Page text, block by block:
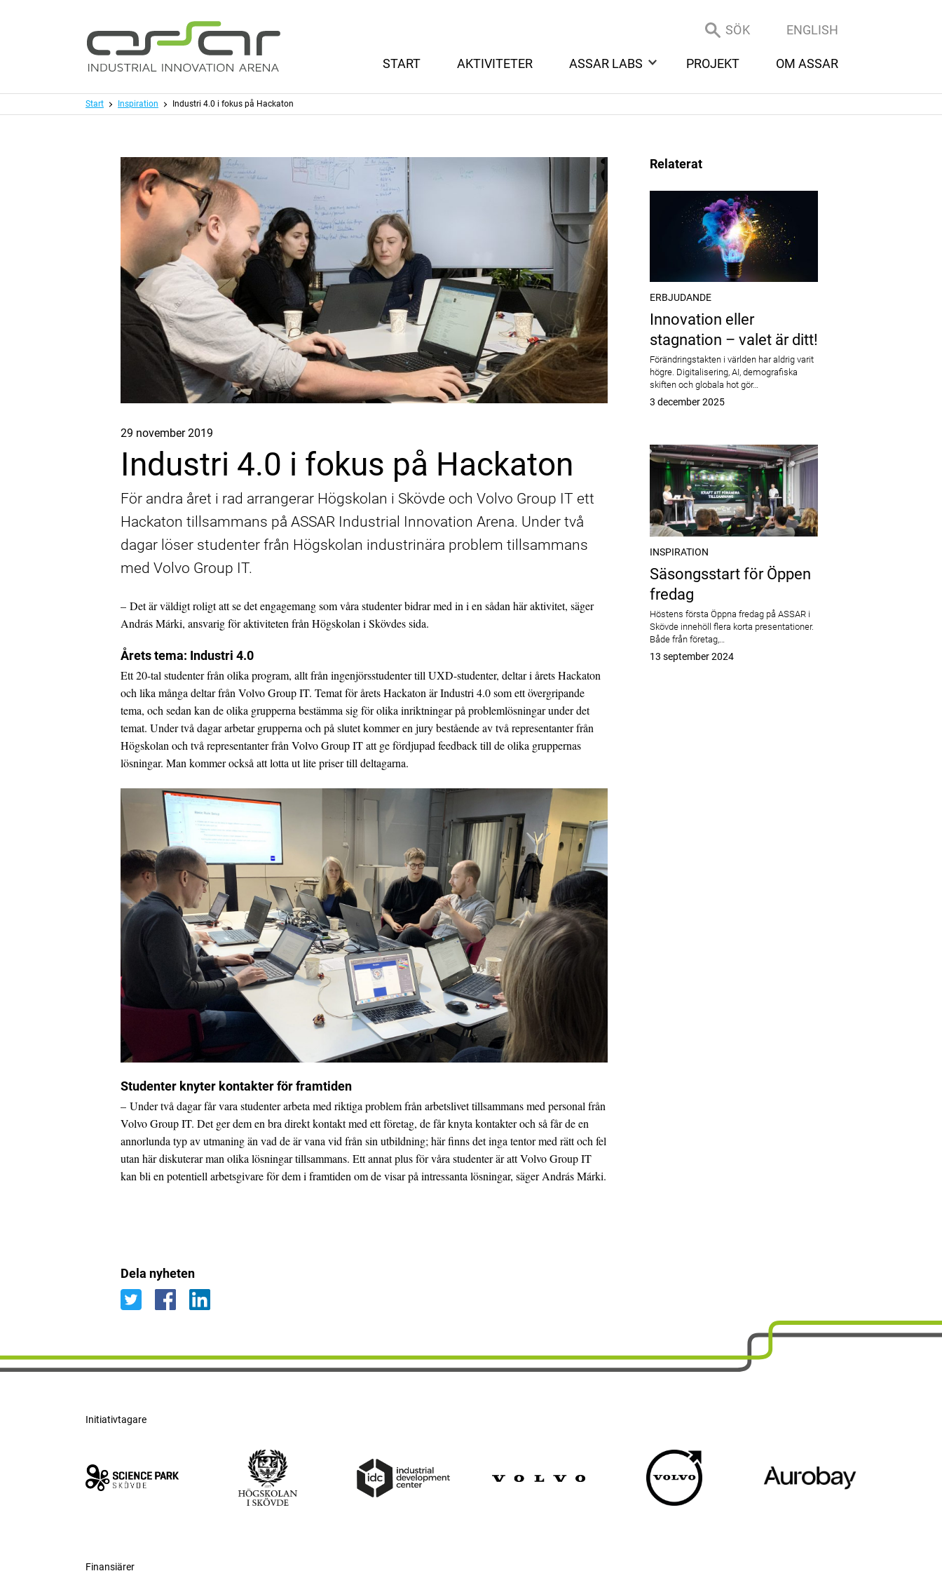
SÖK
ENGLISH
START
AKTIVITETER ASSAR LABS PROJEKT OM ASSAR
Start Inspiration Industri 4.0 i fokus på Hackaton
Publicerat
29 november 2019
Industri 4.0 i fokus på Hackaton
För andra året i rad arrangerar Högskolan i Skövde och Volvo Group IT ett
Hackaton tillsammans på ASSAR Industrial Innovation Arena. Under två
dagar löser studenter från Högskolan industrinära problem tillsammans
med Volvo Group IT.
– Det är väldigt roligt att se det engagemang som våra studenter bidrar med in i en sådan här aktivitet, säger
András Márki, ansvarig för aktiviteten från Högskolan i Skövdes sida.
Årets tema: Industri 4.0
Ett 20-tal studenter från olika program, allt från ingenjörsstudenter till UXD-studenter, deltar i årets Hackaton
och lika många deltar från Volvo Group IT. Temat för årets Hackaton är Industri 4.0 som ett övergripande
tema, och sedan kan de olika grupperna bestämma sig för olika inriktningar på problemlösningar under det
temat. Under två dagar arbetar grupperna och på slutet kommer en jury bestående av två representanter från
Högskolan och två representanter från Volvo Group IT att ge fördjupad feedback till de olika gruppernas
lösningar. Man kommer också att lotta ut lite priser till deltagarna.
Studenter knyter kontakter för framtiden
– Under två dagar får vara studenter arbeta med riktiga problem från arbetslivet tillsammans med personal från
Volvo Group IT. Det ger dem en bra direkt kontakt med ett företag, de får knyta kontakter och så får de en
annorlunda typ av utmaning än vad de är vana vid från sin utbildning; här finns det inga tentor med rätt och fel
utan här diskuterar man olika lösningar tillsammans. Ett annat plus för våra studenter är att Volvo Group IT
kan bli en potentiell arbetsgivare för dem i framtiden om de visar på intressanta lösningar, säger András Márki.
Dela nyheten
Relaterat
ERBJUDANDE
Innovation eller stagnation – valet är ditt!
Innovation eller
stagnation – valet är ditt!
Förändringstakten i världen har aldrig varit
högre. Digitalisering, AI, demografiska
skiften och globala hot gör…
Publicerat
3 december 2025
INSPIRATION
Säsongsstart för Öppen fredag
Säsongsstart för Öppen
fredag
Höstens första Öppna fredag på ASSAR i
Skövde innehöll flera korta presentationer.
Både från företag,…
Publicerat
13 september 2024
Initiativtagare
Finansiärer